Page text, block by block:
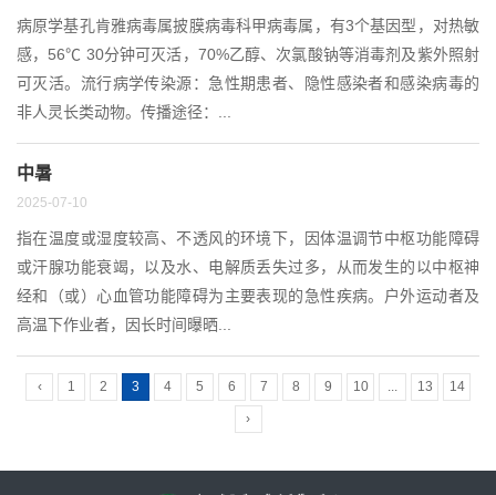
病原学基孔肯雅病毒属披膜病毒科甲病毒属，有3个基因型，对热敏
感，56℃ 30分钟可灭活，70%乙醇、次氯酸钠等消毒剂及紫外照射
可灭活。流行病学传染源：急性期患者、隐性感染者和感染病毒的
非人灵长类动物。传播途径：...
中暑
2025-07-10
指在温度或湿度较高、不透风的环境下，因体温调节中枢功能障碍
或汗腺功能衰竭，以及水、电解质丢失过多，从而发生的以中枢神
经和（或）心血管功能障碍为主要表现的急性疾病。户外运动者及
高温下作业者，因长时间曝晒...
‹ 1 2 3 4 5 6 7 8 9 10 ... 13 14
›